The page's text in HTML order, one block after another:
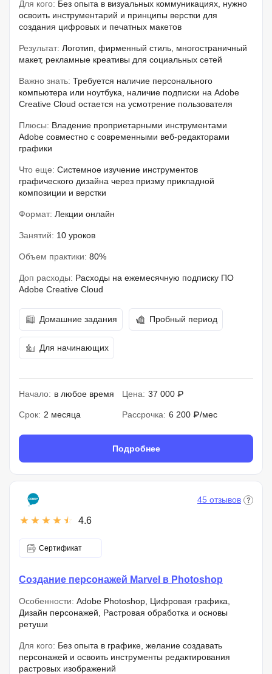
Для кого: Без опыта в визуальных коммуникациях, нужно
освоить инструментарий и принципы верстки для
создания цифровых и печатных макетов
Результат: Логотип, фирменный стиль, многостраничный
макет, рекламные креативы для социальных сетей
Важно знать: Требуется наличие персонального
компьютера или ноутбука, наличие подписки на Adobe
Creative Cloud остается на усмотрение пользователя
Плюсы: Владение проприетарными инструментами
Adobe совместно с современными веб-редакторами
графики
Что еще: Системное изучение инструментов
графического дизайна через призму прикладной
композиции и верстки
Формат: Лекции онлайн
Занятий: 10 уроков
Объем практики: 80%
Доп расходы: Расходы на ежемесячную подписку ПО
Adobe Creative Cloud
Домашние задания Пробный период
Для начинающих
Начало: в любое время Цена: 37 000 ₽
Срок: 2 месяца Рассрочка: 6 200 ₽/мес
Подробнее
4.6
45 отзывов
Сертификат
Создание персонажей Marvel в Photoshop
Особенности: Adobe Photoshop, Цифровая графика,
Дизайн персонажей, Растровая обработка и основы
ретуши
Для кого: Без опыта в графике, желание создавать
персонажей и освоить инструменты редактирования
растровых изображений